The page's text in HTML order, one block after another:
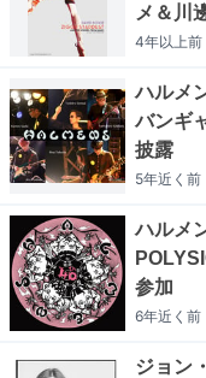
メ＆川
4年以上前
ハルメ
バンギ
披露
5年近く 前
ハルメ
参加
6年近く 前
ジョン